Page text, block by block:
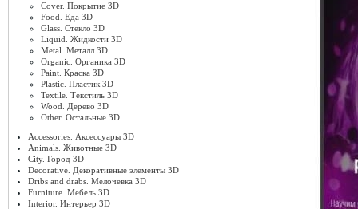
Cover. Покрытие 3D
Food. Еда 3D
Glass. Стекло 3D
Liquid. Жидкости 3D
Metal. Металл 3D
Organic. Органика 3D
Paint. Краска 3D
Plastic. Пластик 3D
Textile. Текстиль 3D
Wood. Дерево 3D
Other. Остальные 3D
Accessories. Аксессуары 3D
Animals. Животные 3D
City. Город 3D
Decorative. Декоративные элементы 3D
Dribs and drabs. Мелочевка 3D
Furniture. Мебель 3D
Interior. Интерьер 3D